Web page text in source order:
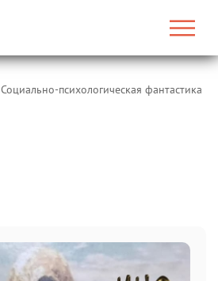
Социально-психологическая фантастика